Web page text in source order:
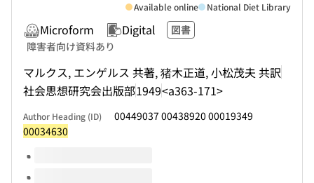
Microform Digital
図書
障害者向け資料あり
マルクス, エンゲルス 共著, 猪木正道, 小松茂夫 共訳
社会思想研究会出版部1949<a363-171>
Available online National Diet Library
Author Heading (ID)
00449037 00438920 00019349
00034630
Volumes of this title